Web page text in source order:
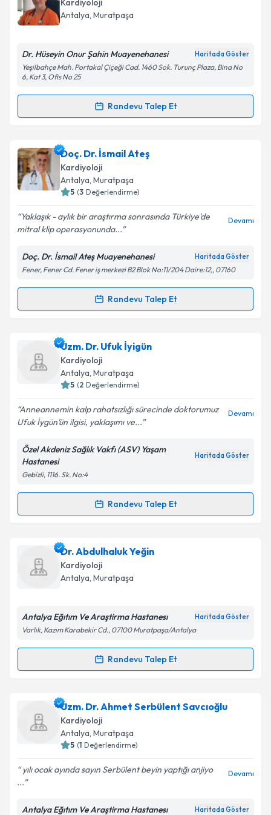
Takvim Talebini Gönder
takvim hazırlandığında e-posta ile bilgilendireceğiz.
Kişisel verilerimin işlenmesine ilişkinAydınlatma
'ni okudum ve kişisel verilerimin belirtilen
kapsamda işlenmesini kabul ediyorum.
Takvim Talebini Gönder
Kardiyoloji
Antalya, Muratpaşa
Dr. Hüseyin Onur Şahin Muayenehanesi Haritada Göster
Yeşilbahçe Mah. Portakal Çiçeği Cad. 1460 Sok. Turunç Plaza, Bina No
6, Kat 3, Ofis No 25
Randevu Talep Et
Randevu Takvimi Talebi
Uzm. Dr. Hüseyin Onur Şahin
talebi oluşturun. Size bu uzmandan randevu almanız
için bir takvim hazırlandığında e-posta ile
bilgilendireceğiz.
E-posta Adresiniz
Kişisel verilerimin işlenmesine ilişkinAydınlatma
Metni'ni okudum ve kişisel verilerimin belirtilen
kapsamda işlenmesini kabul ediyorum.
Doç. Dr. İsmail Ateş
Kardiyoloji
Antalya, Muratpaşa
5 (3 Değerlendirme)
Yaklaşık - aylık bir araştırma sonrasında Türkiye'de
mitral klip operasyonunda...
Devamı
Doç. Dr. İsmail Ateş Muayenehanesi Haritada Göster
Fener, Fener Cd. Fener iş merkezi B2 Blok No:11/204 Daire:12,, 07160
Randevu Talep Et
Randevu Takvimi Talebi
Doç. Dr. İsmail Ateşiçin randevu takvimi talebi
oluşturun. Size bu uzmandan randevu almanız için bir
takvim hazırlandığında e-posta ile bilgilendireceğiz.
Kişisel verilerimin işlenmesine ilişkin
Aydınlatma
Metni
kapsamda işlenmesini kabul ediyorum.
Takvim Talebini Gönder
Uzm. Dr. Ufuk İyigün
Kardiyoloji
Antalya, Muratpaşa
5 (2 Değerlendirme)
Anneannemin kalp rahatsızlığı sürecinde doktorumuz
Ufuk İygün’ün ilgisi, yaklaşımı ve...
Devamı
Özel Akdeniz Sağlık Vakfı (ASV) Yaşam
Hastanesi
Haritada Göster
Gebizli, 1116. Sk. No:4
Randevu Talep Et
Randevu Takvimi Talebi
Uzm. Dr. Ufuk İyigüniçin randevu takvimi talebi
oluşturun. Size bu uzmandan randevu almanız için bir
takvim hazırlandığında e-posta ile bilgilendireceğiz.
Kişisel verilerimin işlenmesine ilişkin
Metni'ni okudum ve kişisel verilerimin belirtilen
Takvim Talebini Gönder
Dr. Abdulhaluk Yeğin
Kardiyoloji
Antalya, Muratpaşa
Antalya Eğıtım Ve Araştirma Hastanesı Haritada Göster
Varlık, Kazım Karabekir Cd., 07100 Muratpaşa/Antalya
Randevu Talep Et
Randevu Takvimi Talebi
Dr. Abdulhaluk Yeğiniçin randevu takvimi talebi
oluşturun. Size bu uzmandan randevu almanız için bir
takvim hazırlandığında e-posta ile bilgilendireceğiz.
Uzm. Dr. Ahmet Serbülent Savcıoğlu
Kardiyoloji
Antalya, Muratpaşa
5 (1 Değerlendirme)
yılı ocak ayında sayın Serbülent beyin yaptığı anjiyo
...
Devamı
Antalya Eğıtım Ve Araştirma Hastanesı Haritada Göster